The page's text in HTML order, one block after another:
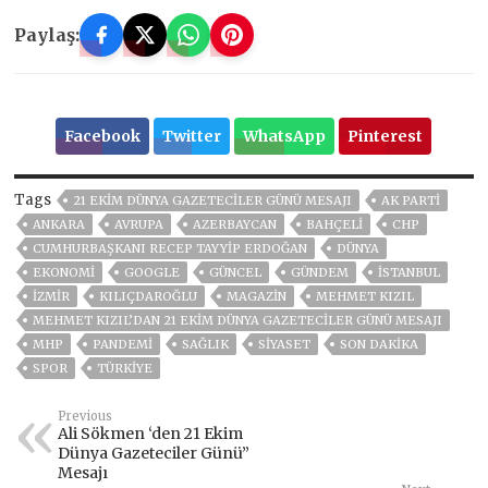
Paylaş:
Facebook Twitter WhatsApp Pinterest
Tags 21 EKIM DÜNYA GAZETECILER GÜNÜ MESAJI
AK PARTİ
ANKARA
AVRUPA AZERBAYCAN BAHÇELİ
CHP
CUMHURBAŞKANI RECEP TAYYIP ERDOĞAN
DÜNYA
EKONOMİ
GOOGLE GÜNCEL GÜNDEM
ISTANBUL
İZMIR
KILIÇDAROĞLU MAGAZİN
MEHMET KIZIL
MEHMET KIZIL’DAN 21 EKIM DÜNYA GAZETECILER GÜNÜ MESAJI
MHP
PANDEMİ SAĞLIK SİYASET
SON DAKIKA
SPOR
TÜRKİYE
Previous
Ali Sökmen ‘den 21 Ekim
Dünya Gazeteciler Günü”
Mesajı